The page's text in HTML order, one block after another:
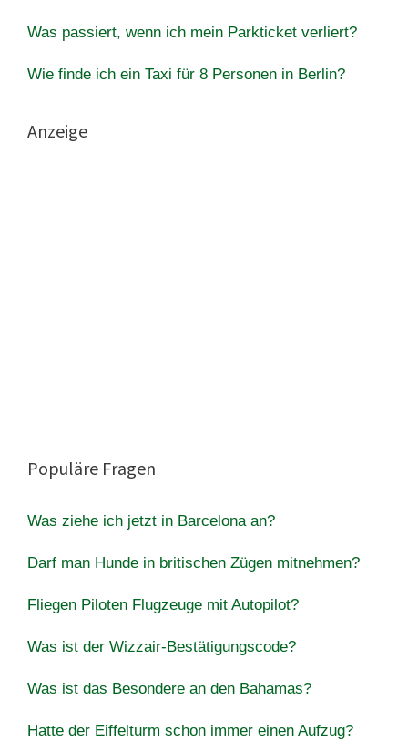
Was passiert, wenn ich mein Parkticket verliert?
Wie finde ich ein Taxi für 8 Personen in Berlin?
Anzeige
Populäre Fragen
Was ziehe ich jetzt in Barcelona an?
Darf man Hunde in britischen Zügen mitnehmen?
Fliegen Piloten Flugzeuge mit Autopilot?
Was ist der Wizzair-Bestätigungscode?
Was ist das Besondere an den Bahamas?
Hatte der Eiffelturm schon immer einen Aufzug?